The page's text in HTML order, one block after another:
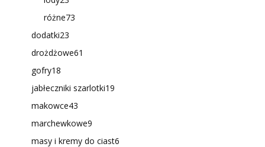
różne73
dodatki23
drożdżowe61
gofry18
jabłeczniki szarlotki19
makowce43
marchewkowe9
masy i kremy do ciast6